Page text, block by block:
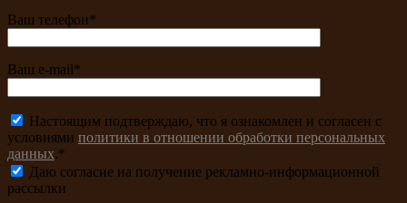
Ваш телефон*
Ваш e-mail*
Настоящим подтверждаю, что я ознакомлен и согласен с
условиями политики в отношении обработки персональных
данных.*
Даю согласие на получение рекламно-информационной
рассылки